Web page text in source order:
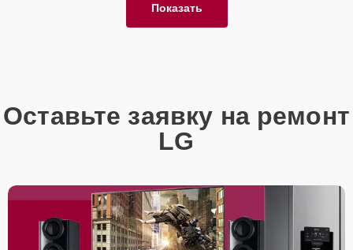
Показать
Оставьте заявку на ремонт
LG